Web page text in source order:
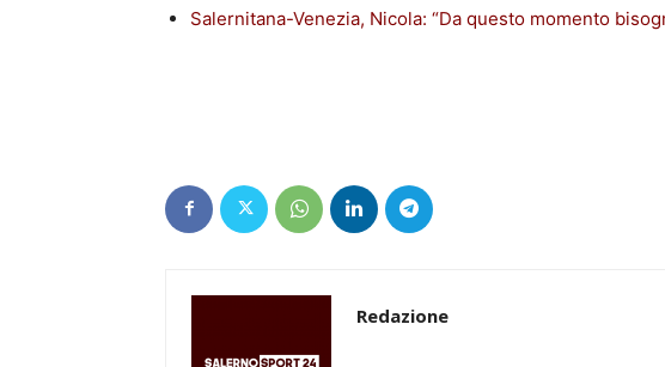
Salernitana-Venezia, Nicola: “Da questo momento
Redazione